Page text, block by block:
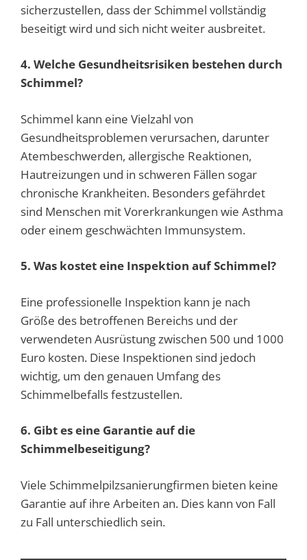
sicherzustellen, dass der Schimmel vollständig
beseitigt wird und sich nicht weiter ausbreitet.
4. Welche Gesundheitsrisiken bestehen durch
Schimmel?
Schimmel kann eine Vielzahl von
Gesundheitsproblemen verursachen, darunter
Atembeschwerden, allergische Reaktionen,
Hautreizungen und in schweren Fällen sogar
chronische Krankheiten. Besonders gefährdet
sind Menschen mit Vorerkrankungen wie Asthma
oder einem geschwächten Immunsystem.
5. Was kostet eine Inspektion auf Schimmel?
Eine professionelle Inspektion kann je nach
Größe des betroffenen Bereichs und der
verwendeten Ausrüstung zwischen 500 und 1000
Euro kosten. Diese Inspektionen sind jedoch
wichtig, um den genauen Umfang des
Schimmelbefalls festzustellen.
6. Gibt es eine Garantie auf die
Schimmelbeseitigung?
Viele Schimmelpilzsanierungfirmen bieten keine
Garantie auf ihre Arbeiten an. Dies kann von Fall
zu Fall unterschiedlich sein.